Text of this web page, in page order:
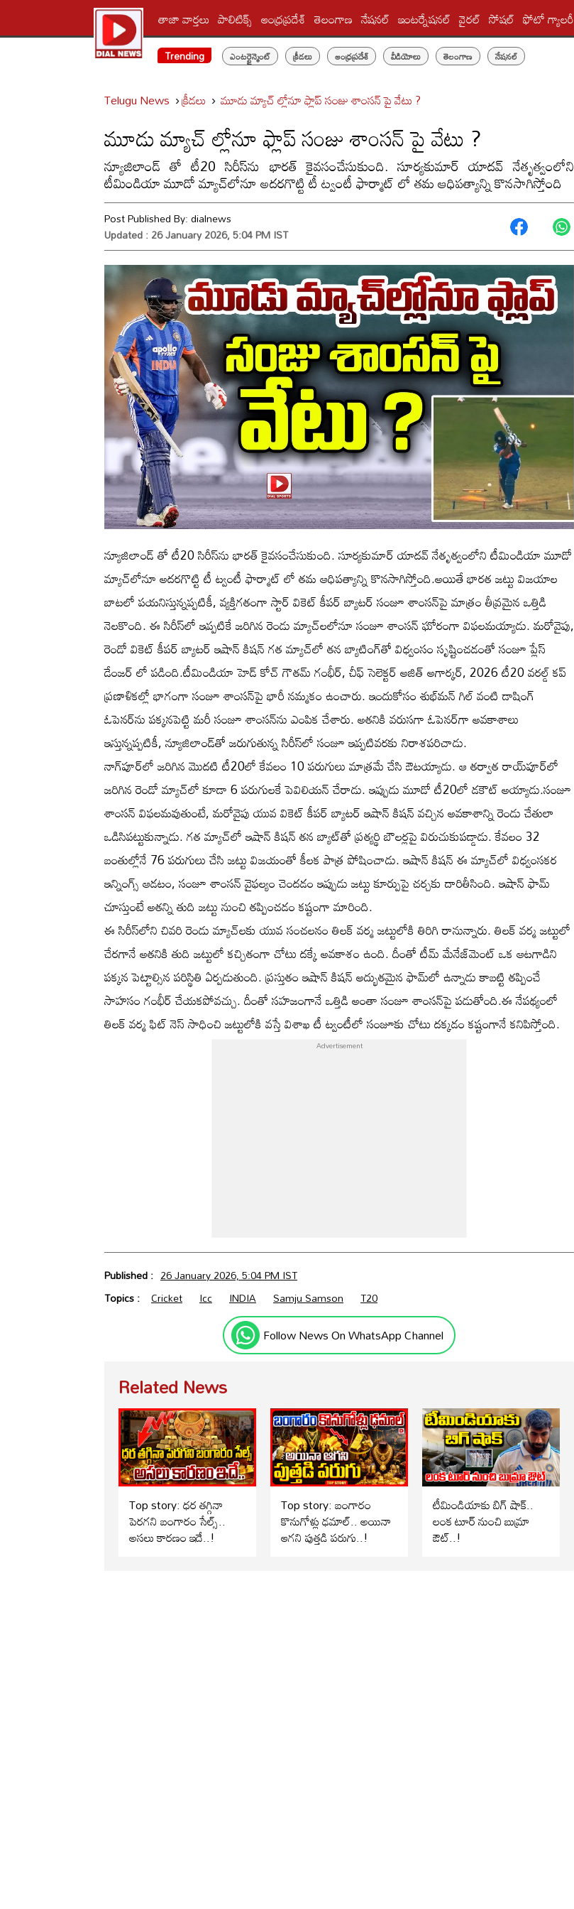
తాజా వార్తలు పాలిటిక్స్‌ ఆంధ్రప్రదేశ్ తెలంగాణ నేషనల్ ఇంటర్నేషనల్ వైరల్ సోషల్ ఫోటో గ్యాలరీ
Trending
ఎంటర్టైన్మెంట్ క్రీడలు ఆంధ్రప్రదేశ్ వీడియోలు తెలంగాణ నేషనల్
Telugu News క్రీడలు మూడు మ్యాచ్ ల్లోనూ ఫ్లాప్ సంజు శాంసన్ పై వేటు ?
మూడు మ్యాచ్ ల్లోనూ ఫ్లాప్ సంజు శాంసన్ పై వేటు ?
న్యూజిలాండ్ తో టీ20 సిరీస్‌ను భారత్ కైవసంచేసుకుంది. సూర్యకుమార్ యాదవ్ నేతృత్వంలోని
టీమిండియా మూడో మ్యాచ్‌లోనూ అదరగొట్టి టీ ట్వంటీ ఫార్మాట్ లో తమ ఆధిపత్యాన్ని కొనసాగిస్తోంది
Post Published By:dialnews
Updated : 26 January 2026, 5:04 PM IST
న్యూజిలాండ్ తో టీ20 సిరీస్‌ను భారత్ కైవసంచేసుకుంది. సూర్యకుమార్ యాదవ్ నేతృత్వంలోని టీమిండియా మూడో
మ్యాచ్‌లోనూ అదరగొట్టి టీ ట్వంటీ ఫార్మాట్ లో తమ ఆధిపత్యాన్ని కొనసాగిస్తోంది.అయితే భారత జట్టు విజయాల
బాటలో పయనిస్తున్నప్పటికీ, వ్యక్తిగతంగా స్టార్ వికెట్ కీపర్ బ్యాటర్ సంజూ శాంసన్‌పై మాత్రం తీవ్రమైన ఒత్తిడి
నెలకొంది. ఈ సిరీస్‌లో ఇప్పటికే జరిగిన రెండు మ్యాచ్‌లలోనూ సంజూ శాంసన్ ఘోరంగా విఫలమయ్యాడు. మరోవైపు,
రెండో వికెట్ కీపర్ బ్యాటర్ ఇషాన్ కిషన్ గత మ్యాచ్‌లో తన బ్యాటింగ్‌తో విధ్వంసం సృష్టించడంతో సంజూ ప్లేస్
డేంజర్ లో పడింది.టీమిండియా హెడ్ కోచ్ గౌతమ్ గంభీర్, చీఫ్ సెలెక్టర్ అజిత్ అగార్కర్, 2026 టీ20 వరల్డ్ కప్
ప్రణాళికల్లో భాగంగా సంజూ శాంసన్‌పై భారీ నమ్మకం ఉంచారు. ఇందుకోసం శుభ్‌మన్ గిల్ వంటి డాషింగ్
ఓపెనర్‌ను పక్కనపెట్టి మరీ సంజూ శాంసన్‌ను ఎంపిక చేశారు. అతనికి వరుసగా ఓపెనర్‌గా అవకాశాలు
ఇస్తున్నప్పటికీ, న్యూజిలాండ్‌తో జరుగుతున్న సిరీస్‌లో సంజూ ఇప్పటివరకు నిరాశపరిచాడు.
నాగ్‌పూర్‌లో జరిగిన మొదటి టీ20లో కేవలం 10 పరుగులు మాత్రమే చేసి ఔటయ్యాడు. ఆ తర్వాత రాయ్‌పూర్‌లో
జరిగిన రెండో మ్యాచ్‌లో కూడా 6 పరుగులకే పెవిలియన్ చేరాడు. ఇప్పుడు మూడో టీ20లో డకౌట్ అయ్యాడు.సంజూ
శాంసన్ విఫలమవుతుంటే, మరోవైపు యువ వికెట్ కీపర్ బ్యాటర్ ఇషాన్ కిషన్ వచ్చిన అవకాశాన్ని రెండు చేతులా
ఒడిసిపట్టుకున్నాడు. గత మ్యాచ్‌లో ఇషాన్ కిషన్ తన బ్యాట్‌తో ప్రత్యర్థి బౌలర్లపై విరుచుకుపడ్డాడు. కేవలం 32
బంతుల్లోనే 76 పరుగులు చేసి జట్టు విజయంతో కీలక పాత్ర పోషించాడు. ఇషాన్ కిషన్ ఈ మ్యాచ్‌లో విధ్వంసకర
ఇన్నింగ్స్ ఆడటం, సంజూ శాంసన్ వైఫల్యం చెందడం ఇప్పుడు జట్టు కూర్పుపై చర్చకు దారితీసింది. ఇషాన్ ఫామ్
చూస్తుంటే అతన్ని తుది జట్టు నుంచి తప్పించడం కష్టంగా మారింది.
ఈ సిరీస్‌లోని చివరి రెండు మ్యాచ్‌లకు యువ సంచలనం తిలక్ వర్మ జట్టులోకి తిరిగి రానున్నారు. తిలక్ వర్మ జట్టులో
చేరగానే అతనికి తుది జట్టులో కచ్చితంగా చోటు దక్కే అవకాశం ఉంది. దీంతో టీమ్ మేనేజ్‌మెంట్ ఒక ఆటగాడిని
పక్కన పెట్టాల్సిన పరిస్థితి ఏర్పడుతుంది. ప్రస్తుతం ఇషాన్ కిషన్ అద్భుతమైన ఫామ్‌లో ఉన్నాడు కాబట్టి తప్పించే
సాహసం గంభీర్ చేయకపోవచ్చు. దీంతో సహజంగానే ఒత్తిడి అంతా సంజూ శాంసన్‌పై పడుతోంది.ఈ నేపథ్యంలో
తిలక్ వర్మ ఫిట్ నెస్ సాధించి జట్టులోకి వస్తే విశాఖ టీ ట్వంటీలో సంజూకు చోటు దక్కడం కష్టంగానే కనిపిస్తోంది.
Published : 26 January 2026, 5:04 PM IST
Topics : Cricket Icc INDIA Samju Samson T20
Follow News On WhatsApp Channel
Related News
Top story: ధర తగ్గినా
పెరగని బంగారం సేల్స్..
అసలు కారణం ఇదే..!
Top story: బంగారం
కొనుగోళ్లు ఢమాల్.. అయినా
ఆగని పుత్తడి పరుగు..!
టీమిండియాకు బిగ్ షాక్..
లంక టూర్ నుంచి బుమ్రా
ఔట్..!